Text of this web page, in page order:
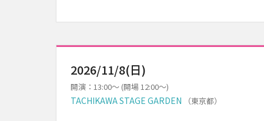
2026/11/8(日)
開演：13:00～ (開場 12:00～)
TACHIKAWA STAGE GARDEN （東京都）